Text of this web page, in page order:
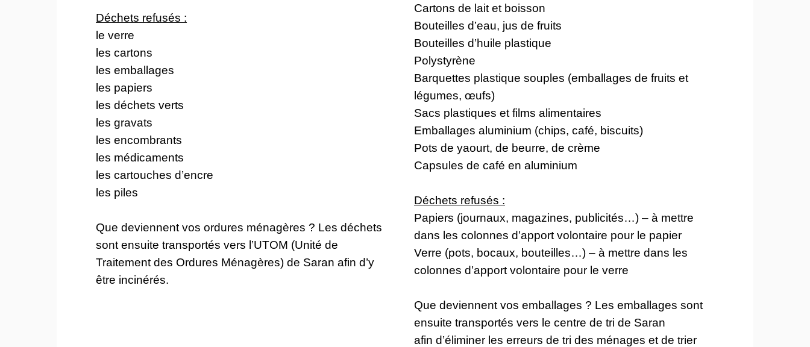
Déchets refusés :
le verre
les cartons
les emballages
les papiers
les déchets verts
les gravats
les encombrants
les médicaments
les cartouches d’encre
les piles
Que deviennent vos ordures ménagères ? Les déchets
sont ensuite transportés vers l’UTOM (Unité de
Traitement des Ordures Ménagères) de Saran afin d’y
être incinérés.
Cartons de lait et boisson
Bouteilles d’eau, jus de fruits
Bouteilles d’huile plastique
Polystyrène
Barquettes plastique souples (emballages de fruits et
légumes, œufs)
Sacs plastiques et films alimentaires
Emballages aluminium (chips, café, biscuits)
Pots de yaourt, de beurre, de crème
Capsules de café en aluminium
Déchets refusés :
Papiers (journaux, magazines, publicités…) – à mettre
dans les colonnes d’apport volontaire pour le papier
Verre (pots, bocaux, bouteilles…) – à mettre dans les
colonnes d’apport volontaire pour le verre
Que deviennent vos emballages ? Les emballages sont
ensuite transportés vers le centre de tri de Saran
afin d’éliminer les erreurs de tri des ménages et de trier